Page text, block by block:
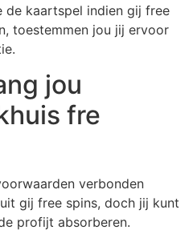
de kaartspel indien gij free
toestemmen jou jij ervoor
jou
fre
verbonden
gij free spins, doch jij kunt
profijt absorberen.